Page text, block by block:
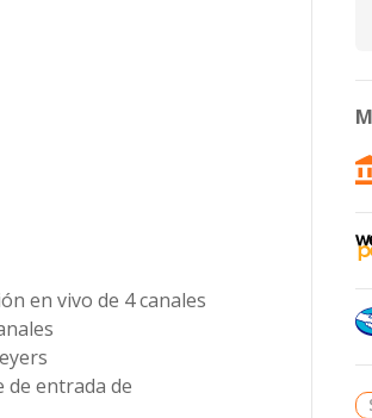
en vivo de 4 canales
entrada de